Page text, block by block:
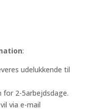
:
udelukkende til
for 2-5arbejdsdage.
via e-mail